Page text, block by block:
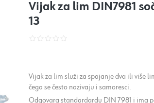
Vijak za lim DIN7981
13
Vijak za lim služi za spajanje dva ili više
čega se često nazivaju i samoresci.
Odgovara standardardu DIN 7981 i ima